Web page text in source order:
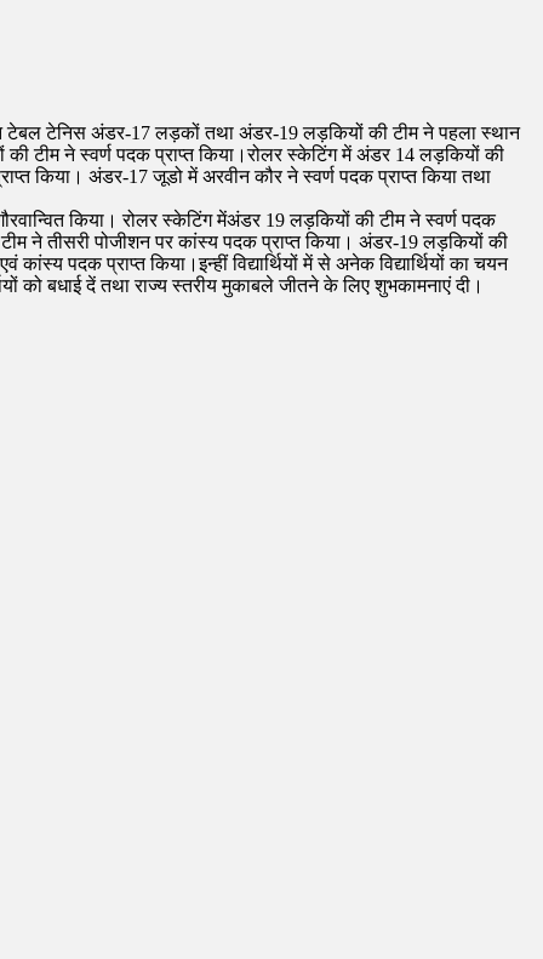
टेबल टेनिस अंडर-17 लड़कों तथा अंडर-19 लड़कियों की टीम ने पहला स्थान
टीम ने स्वर्ण पदक प्राप्त किया।रोलर स्केटिंग में अंडर 14 लड़कियों की
किया। अंडर-17 जूडो में अरवीन कौर ने स्वर्ण पदक प्राप्त किया तथा
किया। रोलर स्केटिंग मेंअंडर 19 लड़कियों की टीम ने स्वर्ण पदक
ने तीसरी पोजीशन पर कांस्य पदक प्राप्त किया। अंडर-19 लड़कियों की
पदक प्राप्त किया।इन्हीं विद्यार्थियों में से अनेक विद्यार्थियों का चयन
को बधाई दें तथा राज्य स्तरीय मुकाबले जीतने के लिए शुभकामनाएं दी।